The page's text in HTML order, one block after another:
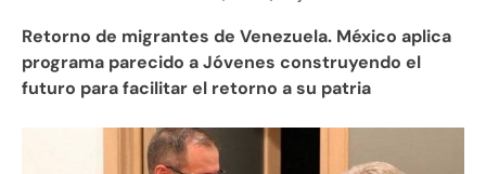
Retorno de migrantes de Venezuela. México aplica
programa parecido a Jóvenes construyendo el
futuro para facilitar el retorno a su patria